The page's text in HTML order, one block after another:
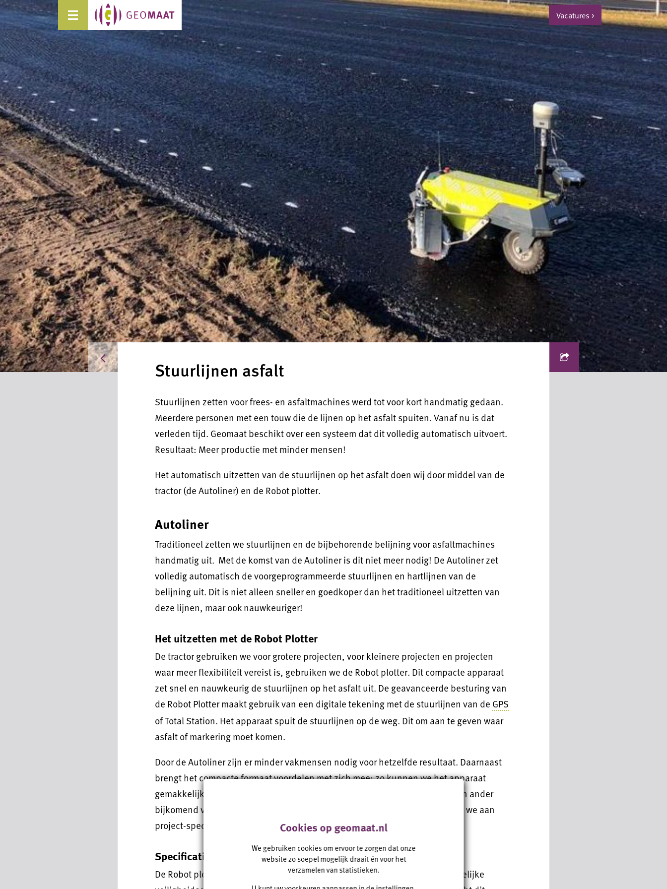
Vacatures >
Stuurlijnen asfalt
Stuurlijnen zetten voor frees- en asfaltmachines werd tot voor kort handmatig gedaan.
Meerdere personen met een touw die de lijnen op het asfalt spuiten. Vanaf nu is dat
verleden tijd. Geomaat beschikt over een systeem dat dit volledig automatisch uitvoert.
Resultaat: Meer productie met minder mensen!
Het automatisch uitzetten van de stuurlijnen op het asfalt doen wij door middel van de
tractor (de Autoliner) en de Robot plotter.
Autoliner
Traditioneel zetten we stuurlijnen en de bijbehorende belijning voor asfaltmachines
handmatig uit. Met de komst van de Autoliner is dit niet meer nodig! De Autoliner zet
volledig automatisch de voorgeprogrammeerde stuurlijnen en hartlijnen van de
belijning uit. Dit is niet alleen sneller en goedkoper dan het traditioneel uitzetten van
deze lijnen, maar ook nauwkeuriger!
Het uitzetten met de Robot Plotter
De tractor gebruiken we voor grotere projecten, voor kleinere projecten en projecten
waar meer flexibiliteit vereist is, gebruiken we de Robot plotter. Dit compacte apparaat
zet snel en nauwkeurig de stuurlijnen op het asfalt uit. De geavanceerde besturing van
de Robot Plotter maakt gebruik van een digitale tekening met de stuurlijnen van de GPS
of Total Station. Het apparaat spuit de stuurlijnen op de weg. Dit om aan te geven waar
asfalt of markering moet komen.
Door de Autoliner zijn er minder vakmensen nodig voor hetzelfde resultaat. Daarnaast
brengt het compacte formaat voordelen met zich mee; zo kunnen we het apparaat
gemakkelijk vervoeren. Dit zorgt voor flexibiliteit en snelle inzetbaarheid. Een ander
bijkomend voordeel is de instelbare spuitlengte en spuitinterval, zo voldoen we aan
project-specifieke wensen of eisen.
Specificaties Robot Plotter
De Robot plotter voldoet zowel aan de machinerichtlijn (CE) als aan alle wettelijke
Cookies op geomaat.nl
We gebruiken cookies om ervoor te zorgen dat onze
website zo soepel mogelijk draait én voor het
verzamelen van statistieken.